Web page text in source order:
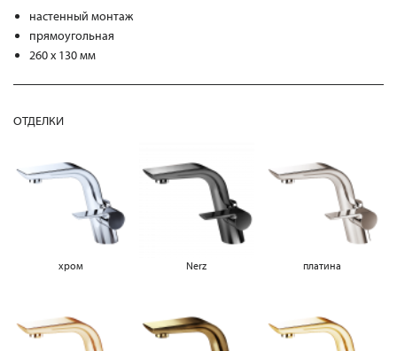
настенный монтаж
прямоугольная
260 x 130 мм
ОТДЕЛКИ
хром Nerz платина